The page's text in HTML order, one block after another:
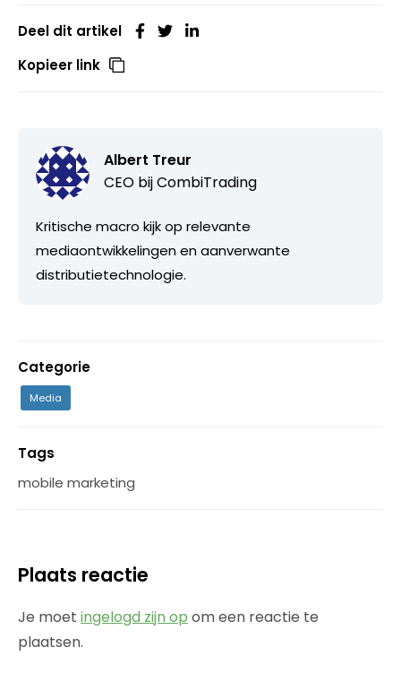
Deel dit artikel
Kopieer link
Albert Treur
CEO bijCombiTrading
Kritische macro kijk op relevante
mediaontwikkelingen en aanverwante
distributietechnologie.
Categorie
Media
Tags
mobile marketing
Plaats reactie
Je moet ingelogd zijn op om een reactie te
plaatsen.